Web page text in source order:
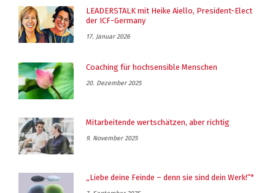
LEADERSTALK mit Heike Aiello, President-Elect
der ICF-Germany
17. Januar 2026
Coaching für hochsensible Menschen
20. Dezember 2025
Mitarbeitende wertschätzen, aber richtig
9. November 2025
„Liebe deine Feinde – denn sie sind dein Werk!“*